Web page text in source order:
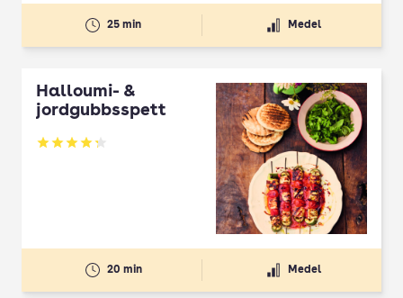
25 min Medel
Halloumi- &
jordgubbsspett
Betyg: 4.3 av 5
20 min Medel